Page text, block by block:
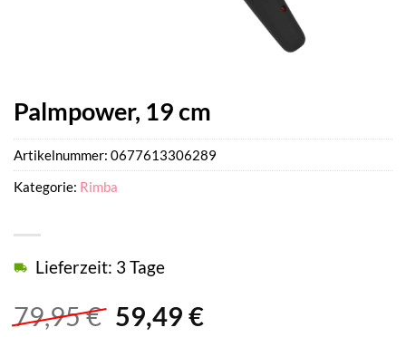
Palmpower, 19 cm
79,95€ Ursprünglicher
59,49 €Aktueller
Lieferzeit: 3 Tage
Artikelnummer: 0677613306289
Kategorie: Rimba